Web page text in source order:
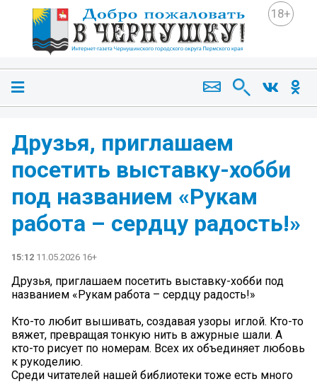
18+
Друзья, приглашаем
посетить выставку-хобби
под названием «Рукам
работа – сердцу радость!»
15:12 11.05.2026 16+
Друзья, приглашаем посетить выставку-хобби под
названием «Рукам работа – сердцу радость!»
Кто-то любит вышивать, создавая узоры иглой. Кто-то
вяжет, превращая тонкую нить в ажурные шали. А
кто-то рисует по номерам. Всех их объединяет любовь
к рукоделию.
Среди читателей нашей библиотеки тоже есть много